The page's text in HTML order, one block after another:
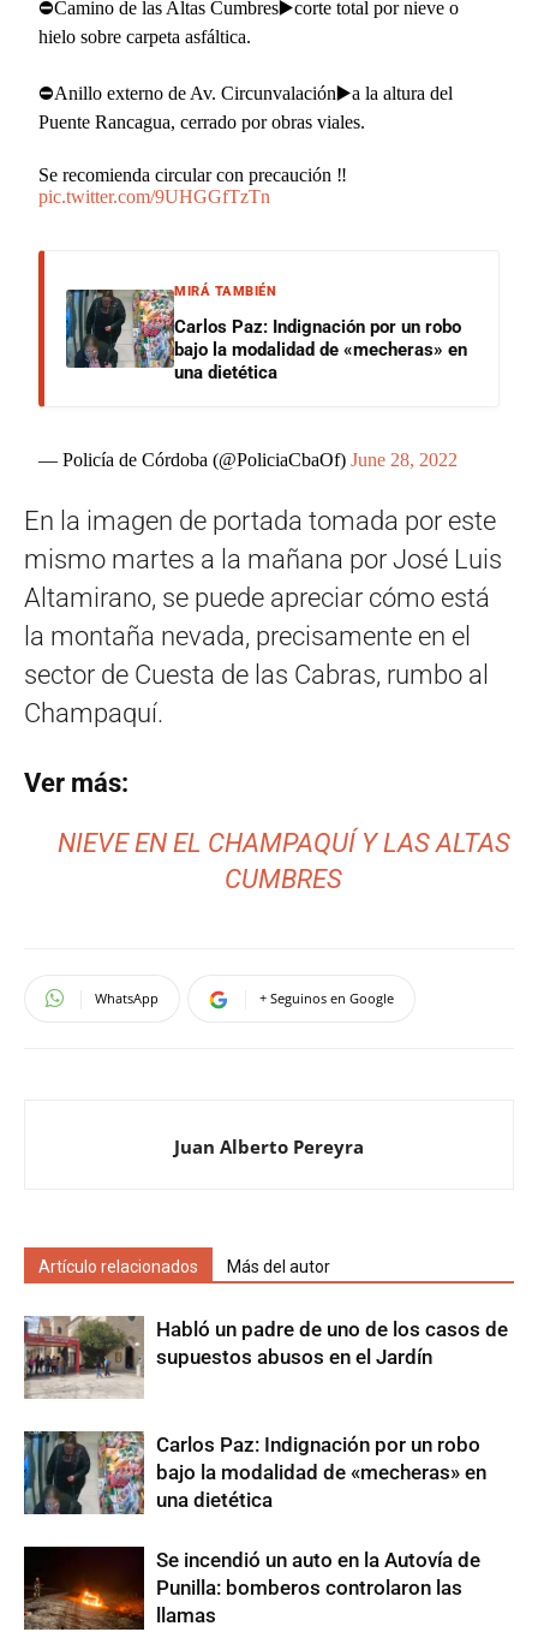
⛔Camino de las Altas Cumbres▶️corte total por nieve o
hielo sobre carpeta asfáltica.
⛔Anillo externo de Av. Circunvalación▶️a la altura del
Puente Rancagua, cerrado por obras viales.
Se recomienda circular con precaución ‼️
pic.twitter.com/9UHGGfTzTn
MIRÁ TAMBIÉN
Carlos Paz: Indignación por un robo
bajo la modalidad de «mecheras» en
una dietética
— Policía de Córdoba (@PoliciaCbaOf)June 28, 2022
En la imagen de portada tomada por este
mismo martes a la mañana por José Luis
Altamirano, se puede apreciar cómo está
la montaña nevada, precisamente en el
sector de Cuesta de las Cabras, rumbo al
Champaquí.
Ver más:
NIEVE EN EL CHAMPAQUÍ Y LAS ALTAS
CUMBRES
WhatsApp + Seguinos en Google
Juan Alberto Pereyra
Artículo relacionados Más del autor
Habló un padre de uno de los casos de
supuestos abusos en el Jardín
Carlos Paz: Indignación por un robo
bajo la modalidad de «mecheras» en
una dietética
Se incendió un auto en la Autovía de
Punilla: bomberos controlaron las
llamas